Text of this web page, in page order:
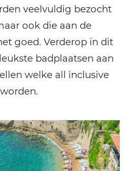
veelvuldig bezocht
ook die aan de
goed. Verderop in dit
badplaatsen aan
welke all inclusive